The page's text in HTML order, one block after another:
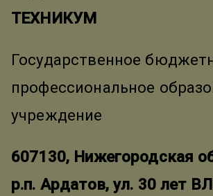
ТЕХНИКУМ
Государственное
профессиональное
учреждение
607130, Нижегородская
р.п. Ардатов, ул. 30 лет